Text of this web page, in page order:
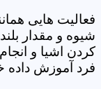
فعالیت هایی
شیوه و مقدار
کردن اشیا و
فرد آموزش داده